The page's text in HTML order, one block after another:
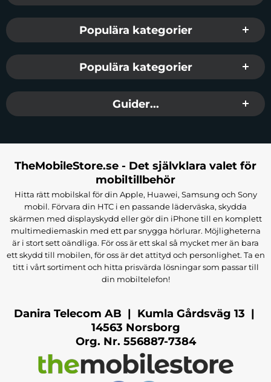
Populära kategorier
Populära kategorier
Guider...
TheMobileStore.se - Det självklara valet för
mobiltillbehör
Hitta rätt mobilskal för din Apple, Huawei, Samsung och Sony
mobil. Förvara din HTC i en passande läderväska, skydda
skärmen med displayskydd eller gör din iPhone till en komplett
multimediemaskin med ett par snygga hörlurar. Möjligheterna
är i stort sett oändliga. För oss är ett skal så mycket mer än bara
ett skydd till mobilen, för oss är det attityd och personlighet. Ta en
titt i vårt sortiment och hitta prisvärda lösningar som passar till
din mobiltelefon!
Danira Telecom AB | Kumla Gårdsväg 13 |
14563 Norsborg
Org. Nr. 556887-7384